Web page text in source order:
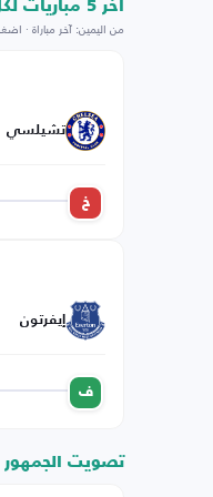
اخر 5 مباريات لكل فريق
من اليمين: آخر مباراة ·
تشيلسي
خ
إيفرتون
ف
تصويت الجمهور